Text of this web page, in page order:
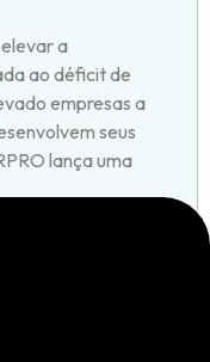
a
ao déficit de
empresas a
seus
lança uma